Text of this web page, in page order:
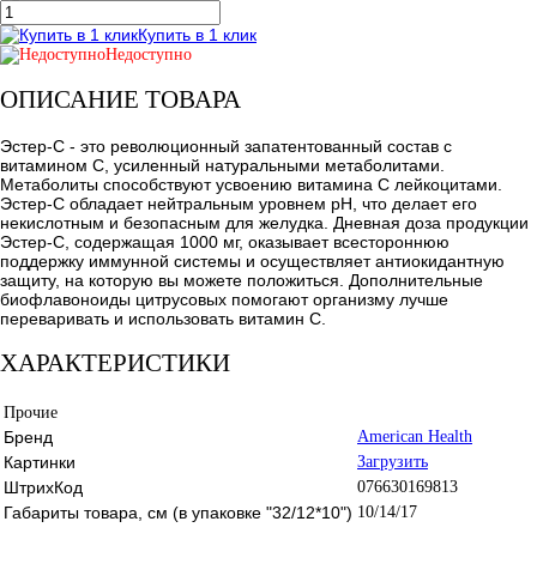
Купить в 1 клик
Недоступно
ОПИСАНИЕ ТОВАРА
Эстер-C - это революционный запатентованный состав с
витамином С, усиленный натуральными метаболитами.
Метаболиты способствуют усвоению витамина С лейкоцитами.
Эстер-C обладает нейтральным уровнем рН, что делает его
некислотным и безопасным для желудка. Дневная доза продукции
Эстер-C, содержащая 1000 мг, оказывает всестороннюю
поддержку иммунной системы и осуществляет антиокидантную
защиту, на которую вы можете положиться. Дополнительные
биофлавоноиды цитрусовых помогают организму лучше
переваривать и использовать витамин С.
ХАРАКТЕРИСТИКИ
Прочие
Бренд American Health
Картинки Загрузить
ШтрихКод 076630169813
Габариты товара, см (в упаковке "32/12*10") 10/14/17